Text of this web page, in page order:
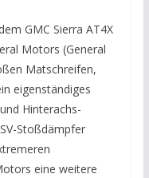
GMC Sierra AT4X
Motors (General
Matschreifen,
eigenständiges
Hinterachs-
Stoßdämpfer
eine weitere